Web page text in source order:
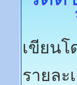
เขียนโ
รายล